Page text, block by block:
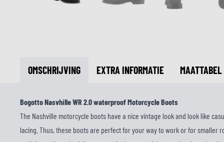
OMSCHRIJVING EXTRA INFORMATIE MAATTABEL
Bogotto Nasvhille WR 2.0 waterproof Motorcycle Boots
The Nashville motorcycle boots have a nice vintage look and look like
lacing. Thus, these boots are perfect for your way to work or for smaller